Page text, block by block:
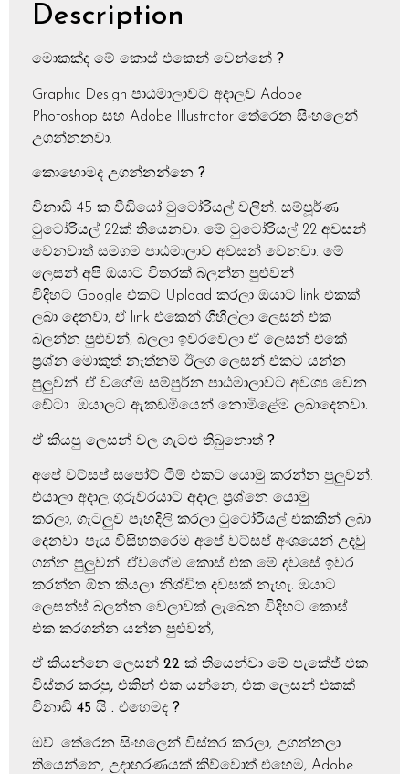
Description
මොකක්ද මේ කොස් එකෙන් වෙන්නේ ?
Graphic Design පාඨමාලාවට අදාලව Adobe
Photoshop සහ Adobe Illustrator තේරෙන සිංහලෙන්
උගන්නනවා.
කොහොමද උගන්නන්නෙ ?
විනාඩි 45 ක වීඩියෝ ටුටෝරියල් වලින්. සම්පූර්ණ
ටුටෝරියල් 22ක් තියෙනවා. මේ ටුටෝරියල් 22 අවසන්
වෙනවාත් සමගම පාඨමාලාව අවසන් වෙනවා. මේ
ලෙසන් අපි ඔයාට විතරක් බලන්න පුළුවන්
විදිහට Google එකට Upload කරලා ඔයාට link එකක්
ලබා දෙනවා, ඒ link එකෙන් ගිහිල්ලා ලෙසන් එක
බලන්න පුළුවන්, බලලා ඉවරවෙලා ඒ ලෙසන් එකේ
ප්‍රශ්න මොකුත් නැත්නම් ඊලග ලෙසන් එකට යන්න
පුලුවන්. ඒ වගේම සම්පුර්න පාඨමාලාවට අවශ්‍ය වෙන
ඩේටා ඔයාලට ඇකඩමියෙන් නොමිළේම ලබාදෙනවා.
ඒ කියපු ලෙසන් වල ගැටළු තිබුනොත් ?
අපේ වට්සප් සපෝට් ටීම් එකට යොමු කරන්න පුලුවන්.
එයාලා අදාල ගුරුවරයාට අදාල ප්‍රශ්නෙ යොමු
කරලා, ගැටලුව පැහදිලි කරලා ටුටෝරියල් එකකින් ලබා
දෙනවා. පැය විසිහතරෙම අපේ වට්සප් අංශයෙන් උදවු
ගන්න පුලුවන්. ඒවගේම කොස් එක මේ දවසේ ඉවර
කරන්න ඕන කියලා නිශ්චිත දවසක් නැහැ. ඔයාට
ලෙසන්ස් බලන්න වෙලාවක් ලැබෙන විදිහට කොස්
එක කරගන්න යන්න පුළුවන්,
ඒ කියන්නෙ ලෙසන් 22 ක් තියෙන්වා මේ පැකේජ් එක
විස්තර කරපු, එකින් එක යන්නෙ, එක ලෙසන් එකක්
විනාඩි 45 යි . එහෙමද ?
ඔව්. තේරෙන සිංහලෙන් විස්තර කරලා, උගන්නලා
තියෙන්නෙ, උදාහරණයක් කිව්වොත් එහෙම, Adobe